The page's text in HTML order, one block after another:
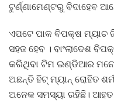
ଟୁର୍ଣ୍ଣାମେଣ୍ଟରୁ ବିଦାହେବ
ଏପଟେ ପାକ ବିପକ୍ଷ ମ୍ୟାଚ
ସହଜ ହେବ । ବାଂଲାଦେଶ
କରିଥିବା ଟିମ ଇଣ୍ଡିଆର
ଅଛନ୍ତି ହିଟ୍ ମ୍ୟାନ୍ ରୋହିତ
ଅନେକ ସମସ୍ୟା ରହିଛି।